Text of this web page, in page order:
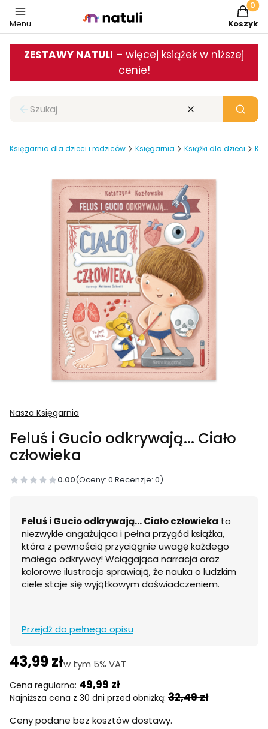
Menu Koszyk
ZESTAWY NATULI – więcej książek w niższej
cenie!
Zamknij wyszukiwarkę Wyczyść Szukaj
Księgarnia dla dzieci i rodziców Księgarnia Książki dla dzieci
Nasza Księgarnia
Feluś i Gucio odkrywają... Ciało
człowieka
0.00(Oceny: 0 Recenzje: 0)
Feluś i Gucio odkrywają... Ciało człowieka to
niezwykle angażująca i pełna przygód książka,
która z pewnością przyciągnie uwagę każdego
małego odkrywcy! Wciągająca narracja oraz
kolorowe ilustracje sprawiają, że nauka o ludzkim
ciele staje się wyjątkowym doświadczeniem.
Przejdź do pełnego opisu
43,99 złw tym 5% VAT
w tym 5% VAT
Cena regularna: 49,99 zł
Najniższa cena z 30 dni przed obniżką: 32,49 zł
Ceny podane bez kosztów dostawy.